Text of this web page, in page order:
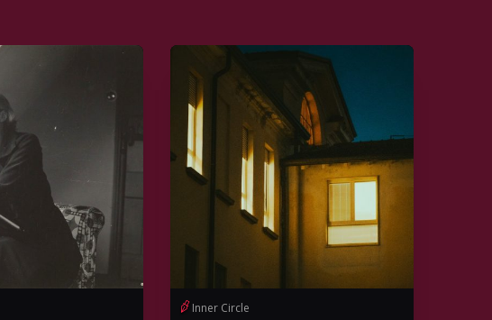
Inner Circle